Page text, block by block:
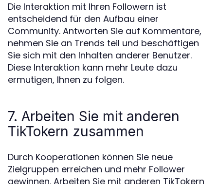
Die Interaktion mit Ihren Followern ist
entscheidend für den Aufbau einer
Community. Antworten Sie auf Kommentare,
nehmen Sie an Trends teil und beschäftigen
Sie sich mit den Inhalten anderer Benutzer.
Diese Interaktion kann mehr Leute dazu
ermutigen, Ihnen zu folgen.
7. Arbeiten Sie mit anderen
TikTokern zusammen
Durch Kooperationen können Sie neue
Zielgruppen erreichen und mehr Follower
gewinnen. Arbeiten Sie mit anderen TikTokern